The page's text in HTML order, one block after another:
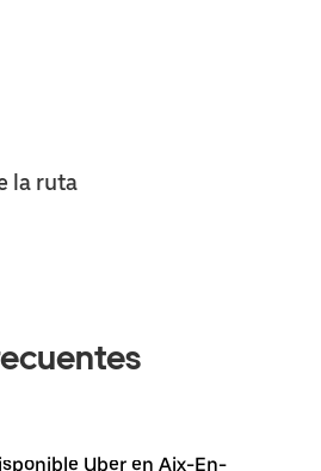
la ruta
Uber en Aix-En-